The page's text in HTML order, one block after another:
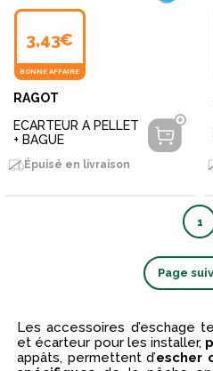
3,43€
BONNE AFFAIRE
RAGOT
ECARTEUR A PELLET
+ BAGUE
Épuisé en livraison
1
Page
Les accessoires d’eschage
et écarteur pour les installer,
appâts, permettent d’escher